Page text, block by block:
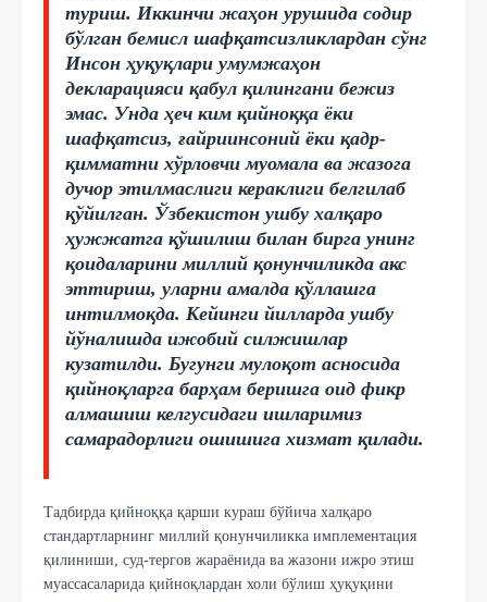
туриш. Иккинчи жаҳон урушида содир
бўлган бемисл шафқатсизликлардан сўнг
Инсон ҳуқуқлари умумжаҳон
декларацияси қабул қилингани бежиз
эмас. Унда ҳеч ким қийноққа ёки
шафқатсиз, ғайриинсоний ёки қадр-
қимматни хўрловчи муомала ва жазога
дучор этилмаслиги кераклиги белгилаб
қўйилган. Ўзбекистон ушбу халқаро
ҳужжатга қўшилиш билан бирга унинг
қоидаларини миллий қонунчиликда акс
эттириш, уларни амалда қўллашга
интилмоқда. Кейинги йилларда ушбу
йўналишда ижобий силжишлар
кузатилди. Бугунги мулоқот асносида
қийноқларга барҳам беришга оид фикр
алмашиш келгусидаги ишларимиз
самарадорлиги ошишига хизмат қилади.
Тадбирда қийноққа қарши кураш бўйича халқаро
стандартларнинг миллий қонунчиликка имплементация
қилиниши, суд-тергов жараёнида ва жазони ижро этиш
муассасаларида қийноқлардан холи бўлиш ҳуқуқини